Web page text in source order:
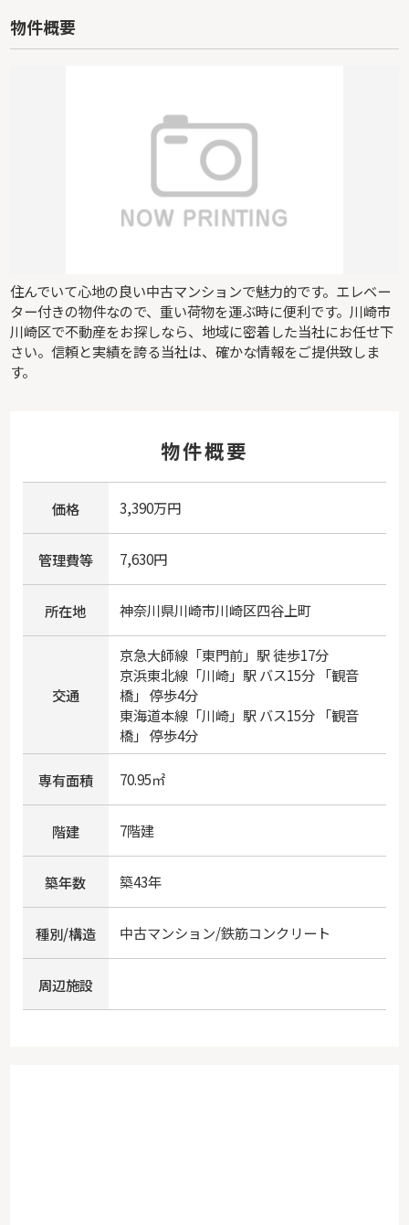
物件概要
住んでいて心地の良い中古マンションで魅力的です。エレベー
ター付きの物件なので、重い荷物を運ぶ時に便利です。川崎市
川崎区で不動産をお探しなら、地域に密着した当社にお任せ下
さい。信頼と実績を誇る当社は、確かな情報をご提供致しま
す。
物件概要
価格 3,390万円
管理費等 7,630円
所在地 神奈川県川崎市川崎区四谷上町
交通
京急大師線「東門前」駅 徒歩17分
京浜東北線「川崎」駅 バス15分 「観音
橋」 停歩4分
東海道本線「川崎」駅 バス15分 「観音
橋」 停歩4分
専有面積 70.95㎡
階建 7階建
築年数 築43年
種別/構造 中古マンション/鉄筋コンクリート
周辺施設